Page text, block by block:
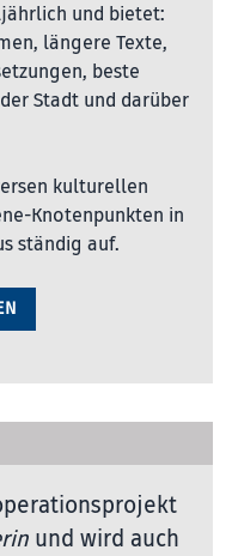
und bietet:
längere Texte,
beste
Stadt und darüber
kulturellen
Knotenpunkten in
ständig auf.
und wird auch